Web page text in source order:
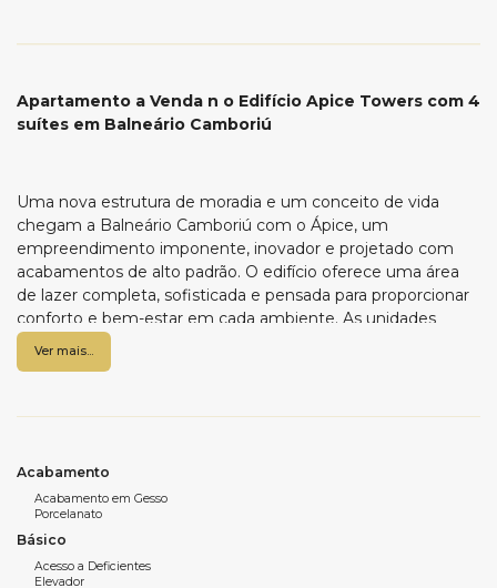
Apartamento a Venda n o Edifício Apice Towers com 4
suítes em Balneário Camboriú
Uma nova estrutura de moradia e um conceito de vida
chegam a Balneário Camboriú com o Ápice, um
empreendimento imponente, inovador e projetado com
acabamentos de alto padrão. O edifício oferece uma área
de lazer completa, sofisticada e pensada para proporcionar
conforto e bem-estar em cada ambiente. As unidades
contam com 197.13 m² de área privativa, distribuídos em 04
suítes, sala de estar e jantar, cozinha, lavabo, área de serviço
2 Torres
55 pavimentos
Ver mais...
Acabamento
Acabamento em Gesso
Porcelanato
Básico
Acesso a Deficientes
Elevador